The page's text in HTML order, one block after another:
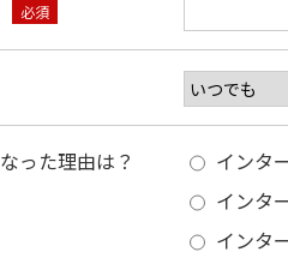
必須
った理由は？
インタ
インタ
インタ